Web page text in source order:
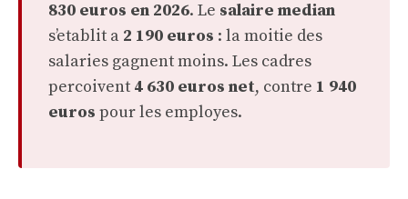
830 euros en 2026. Le salaire median
s’etablit a 2 190 euros : la moitie des
salaries gagnent moins. Les cadres
percoivent 4 630 euros net, contre 1 940
euros pour les employes.